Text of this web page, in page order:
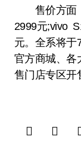
售价方面，
2999元;vivo
元。全系将于
官方商城、各
售门店专区开